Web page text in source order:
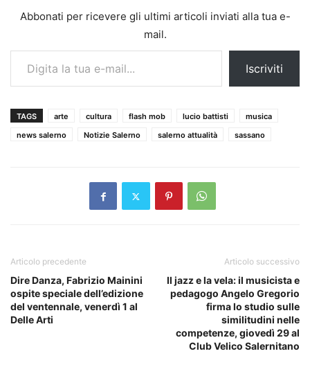
Abbonati per ricevere gli ultimi articoli inviati alla tua e-
mail.
Digita la tua e-mail...
Iscriviti
TAGS arte cultura flash mob lucio battisti
musica
news salerno
Notizie Salerno salerno attualità sassano
Articolo precedente
Dire Danza, Fabrizio Mainini
ospite speciale dell’edizione
del ventennale, venerdì 1 al
Delle Arti
Articolo successivo
Il jazz e la vela: il musicista e
pedagogo Angelo Gregorio
firma lo studio sulle
similitudini nelle
competenze, giovedì 29 al
Club Velico Salernitano